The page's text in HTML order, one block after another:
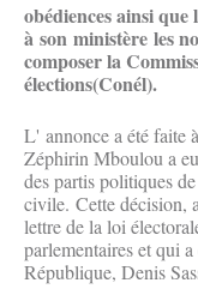
obédiences ainsi
à son ministère les
composer la
élections(Conél).
L' annonce a été faite
Zéphirin Mboulou a
des partis politiques
civile. Cette décision,
lettre de la loi
parlementaires et qui
République, Denis